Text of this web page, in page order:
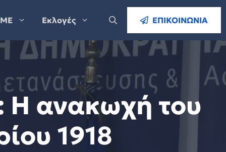
Εκλογές ΕΠΙΚΟΙΝΩΝΙΑ
Η ανακωχή του
1918